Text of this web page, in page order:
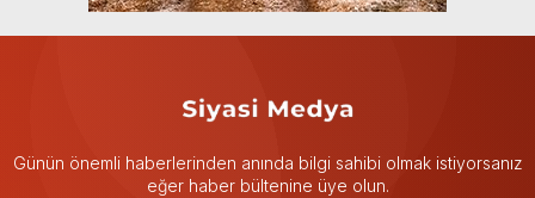
Günün önemli haberlerinden anında bilgi sahibi olmak istiyorsanız
eğer haber bültenine üye olun.